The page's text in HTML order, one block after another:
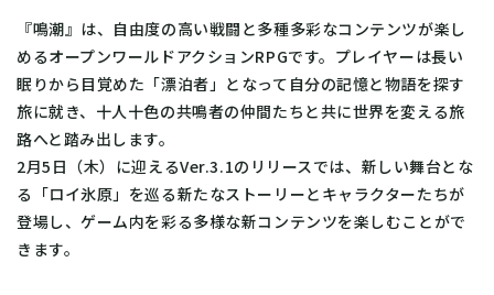
『鳴潮』は、自由度の高い戦闘と多種多彩なコンテンツが楽し
めるオープンワールドアクションRPGです。プレイヤーは長い
眠りから目覚めた「漂泊者」となって自分の記憶と物語を探す
旅に就き、十人十色の共鳴者の仲間たちと共に世界を変える旅
路へと踏み出します。
2月5日（木）に迎えるVer.3.1のリリースでは、新しい舞台とな
る「ロイ氷原」を巡る新たなストーリーとキャラクターたちが
登場し、ゲーム内を彩る多様な新コンテンツを楽しむことがで
きます。